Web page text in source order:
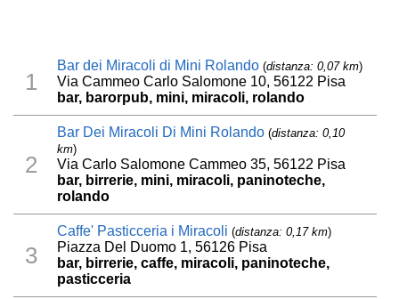
1
Bar dei Miracoli di Mini Rolando (distanza: 0,07 km)
Via Cammeo Carlo Salomone 10, 56122 Pisa
bar, barorpub, mini, miracoli, rolando
2
Bar Dei Miracoli Di Mini Rolando (distanza: 0,10
km)
Via Carlo Salomone Cammeo 35, 56122 Pisa
bar, birrerie, mini, miracoli, paninoteche,
rolando
3
Caffe' Pasticceria i Miracoli (distanza: 0,17 km)
Piazza Del Duomo 1, 56126 Pisa
bar, birrerie, caffe, miracoli, paninoteche,
pasticceria